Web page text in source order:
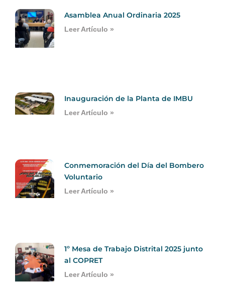
Asamblea Anual Ordinaria 2025
Leer Artículo »
Inauguración de la Planta de IMBU
Leer Artículo »
Conmemoración del Día del Bombero
Voluntario
Leer Artículo »
1º Mesa de Trabajo Distrital 2025 junto
al COPRET
Leer Artículo »